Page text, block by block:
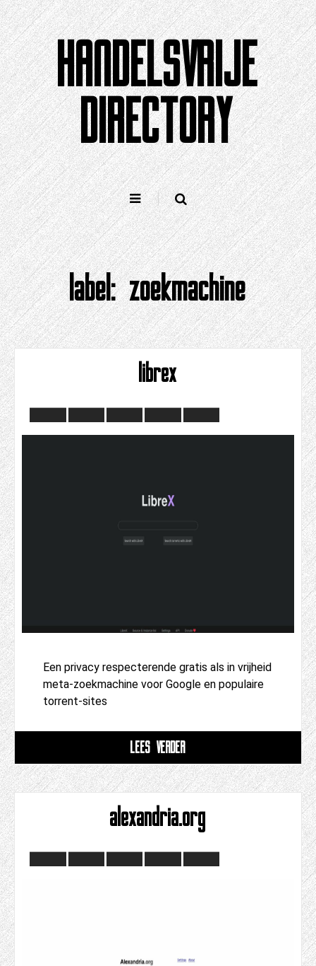
Doorgaan
naar
artikel
HANDELSVRIJE
DIRECTORY
label:zoekmachine
librex
Een privacy respecterende gratis als in vrijheid
meta-zoekmachine voor Google en populaire
torrent-sites
LEES VERDER
alexandria.org